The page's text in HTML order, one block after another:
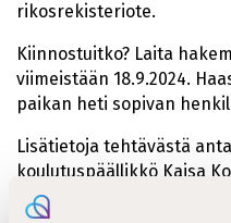
rikosrekisteriote.
Kiinnostuitko? Laita
viimeistään 18.9.2024.
paikan heti sopivan
Lisätietoja tehtävästä
koulutuspäällikkö Kaisa
Eija Liukkonen p. 040 351